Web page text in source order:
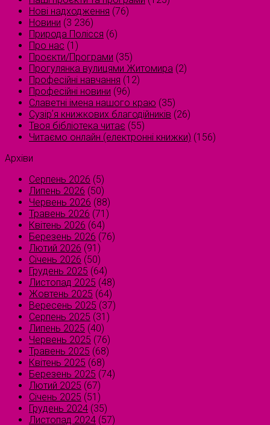
Нові надходження (76)
Новини (3 236)
Природа Полісся (6)
Про нас (1)
Проєкти/Програми (35)
Прогулянка вулицями Житомира (2)
Професійні навчання (12)
Професійні новини (96)
Славетні імена нашого краю (35)
Сузірʼя книжкових благодійників (26)
Твоя бібліотека читає (55)
Читаємо онлайн (електронні книжки) (156)
Архіви
Серпень 2026 (5)
Липень 2026 (50)
Червень 2026 (88)
Травень 2026 (71)
Квітень 2026 (64)
Березень 2026 (76)
Лютий 2026 (91)
Січень 2026 (50)
Грудень 2025 (64)
Листопад 2025 (48)
Жовтень 2025 (64)
Вересень 2025 (37)
Серпень 2025 (31)
Липень 2025 (40)
Червень 2025 (76)
Травень 2025 (68)
Квітень 2025 (68)
Березень 2025 (74)
Лютий 2025 (67)
Січень 2025 (51)
Грудень 2024 (35)
Листопад 2024 (57)